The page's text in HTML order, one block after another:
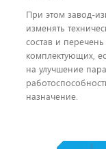
При этом завод-
изменять
состав и
комплектующих,
на улучшение
назначение.